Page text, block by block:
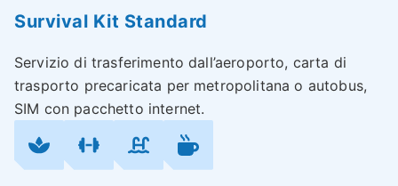
Survival Kit Standard
Servizio di trasferimento dall’aeroporto, carta di
trasporto precaricata per metropolitana o autobus,
SIM con pacchetto internet.